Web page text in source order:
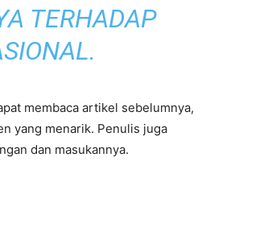
TERHADAP
membaca artikel sebelumnya,
yang menarik. Penulis juga
dan masukannya.